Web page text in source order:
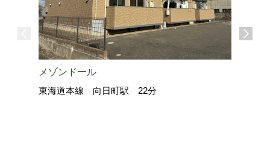
メゾンドール
東海道本線 向日町駅 22分